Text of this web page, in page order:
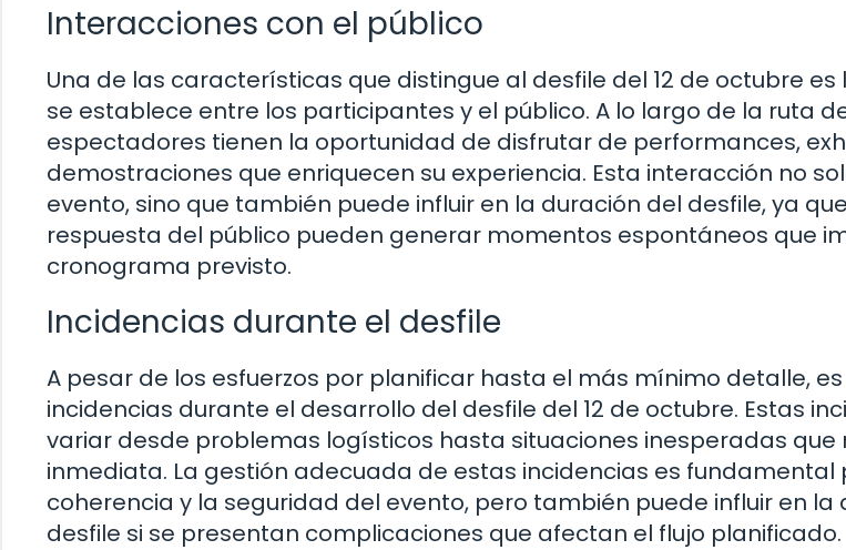
Interacciones con el público
Una de las características que distingue al desfile del 12 de octubre
se establece entre los participantes y el público. A lo largo de la ruta
espectadores tienen la oportunidad de disfrutar de performances,
demostraciones que enriquecen su experiencia. Esta interacción no
evento, sino que también puede influir en la duración del desfile, ya
respuesta del público pueden generar momentos espontáneos que
cronograma previsto.
Incidencias durante el desfile
A pesar de los esfuerzos por planificar hasta el más mínimo detalle,
incidencias durante el desarrollo del desfile del 12 de octubre. Estas
variar desde problemas logísticos hasta situaciones inesperadas que
inmediata. La gestión adecuada de estas incidencias es
coherencia y la seguridad del evento, pero también puede influir en
desfile si se presentan complicaciones que afectan el flujo planificado.